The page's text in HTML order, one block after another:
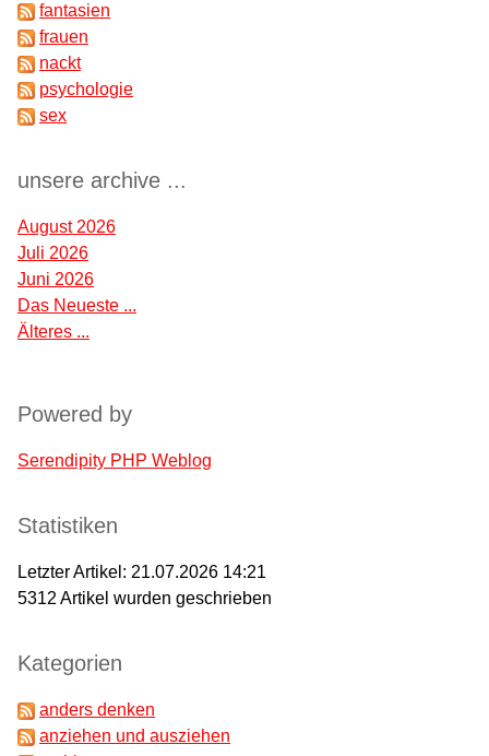
fantasien
frauen
nackt
psychologie
sex
unsere archive ...
August 2026
Juli 2026
Juni 2026
Das Neueste ...
Älteres ...
Powered by
Serendipity PHP Weblog
Statistiken
Letzter Artikel: 21.07.2026 14:21
5312 Artikel wurden geschrieben
Kategorien
anders denken
anziehen und ausziehen